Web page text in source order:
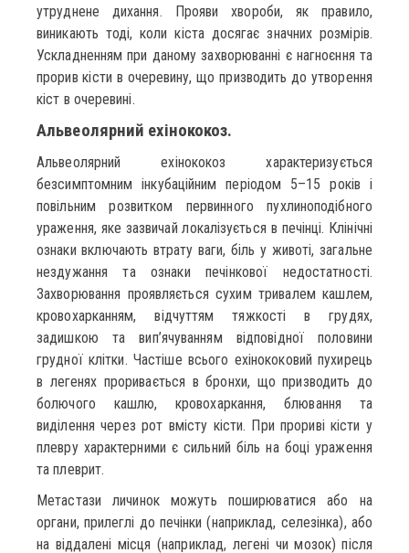
утруднене дихання. Прояви хвороби, як правило,
виникають тоді, коли кіста досягає значних розмірів.
Ускладненням при даному захворюванні є нагноєння та
прорив кісти в очеревину, що призводить до утворення
кіст в очеревині.
Альвеолярний ехінококоз.
Альвеолярний ехінококоз характеризується
безсимптомним інкубаційним періодом 5–15 років і
повільним розвитком первинного пухлиноподібного
ураження, яке зазвичай локалізується в печінці. Клінічні
ознаки включають втрату ваги, біль у животі, загальне
нездужання та ознаки печінкової недостатності.
Захворювання проявляється сухим тривалем кашлем,
кровохарканням, відчуттям тяжкості в грудях,
задишкою та вип’ячуванням відповідної половини
грудної клітки. Частіше всього ехінококовий пухирець
в легенях проривається в бронхи, що призводить до
болючого кашлю, кровохаркання, блювання та
виділення через рот вмісту кісти. При прориві кісти у
плевру характерними є сильний біль на боці ураження
та плеврит.
Метастази личинок можуть поширюватися або на
органи, прилеглі до печінки (наприклад, селезінка), або
на віддалені місця (наприклад, легені чи мозок) після